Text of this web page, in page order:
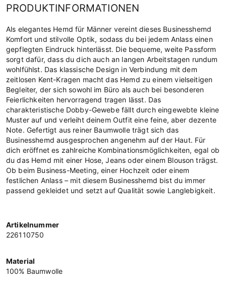
PRODUKTINFORMATIONEN
Als elegantes Hemd für Männer vereint dieses Businesshemd
Komfort und stilvolle Optik, sodass du bei jedem Anlass einen
gepflegten Eindruck hinterlässt. Die bequeme, weite Passform
sorgt dafür, dass du dich auch an langen Arbeitstagen rundum
wohlfühlst. Das klassische Design in Verbindung mit dem
zeitlosen Kent-Kragen macht das Hemd zu einem vielseitigen
Begleiter, der sich sowohl im Büro als auch bei besonderen
Feierlichkeiten hervorragend tragen lässt. Das
charakteristische Dobby-Gewebe fällt durch eingewebte kleine
Muster auf und verleiht deinem Outfit eine feine, aber dezente
Note. Gefertigt aus reiner Baumwolle trägt sich das
Businesshemd ausgesprochen angenehm auf der Haut. Für
dich eröffnet es zahlreiche Kombinationsmöglichkeiten, egal ob
du das Hemd mit einer Hose, Jeans oder einem Blouson trägst.
Ob beim Business-Meeting, einer Hochzeit oder einem
festlichen Anlass – mit diesem Businesshemd bist du immer
passend gekleidet und setzt auf Qualität sowie Langlebigkeit.
Artikelnummer
226110750
Material
100% Baumwolle